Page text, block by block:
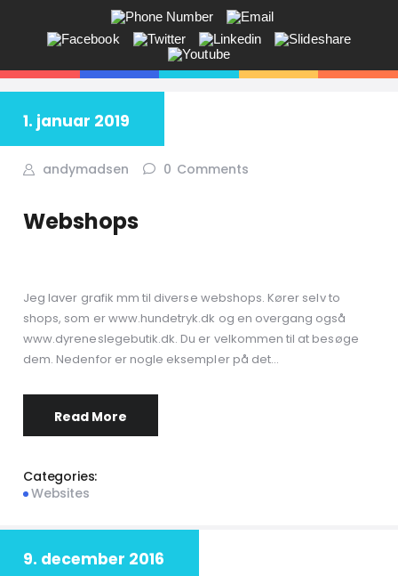
ANDY V.S. MADSEN:
KOMMUNIKATION, COACHING,
EVENTS, NETVÆRK,
Får du ikke sagt tingene på den rigtige måde? Savner du flere kunder
i butikken? Jeg hjælper dig!
1. januar 2019
andymadsen 0 Comments
Webshops
Jeg laver grafik mm til diverse webshops. Kører selv to
shops, som er www.hundetryk.dk og en overgang også
www.dyreneslegebutik.dk. Du er velkommen til at besøge
dem. Nedenfor er nogle eksempler på det…
Read More
Categories:
Websites
9. december 2016